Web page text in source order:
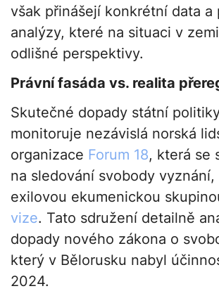
však přinášejí konkrétní data a
analýzy, které na situaci v
odlišné perspektivy.
Právní fasáda vs. realita
Skutečné dopady státní
monitoruje nezávislá norská
organizace Forum 18, která se
na sledování svobody vyznání,
exilovou ekumenickou
vize. Tato sdružení detailně
dopady nového zákona o
který v Bělorusku nabyl
2024.